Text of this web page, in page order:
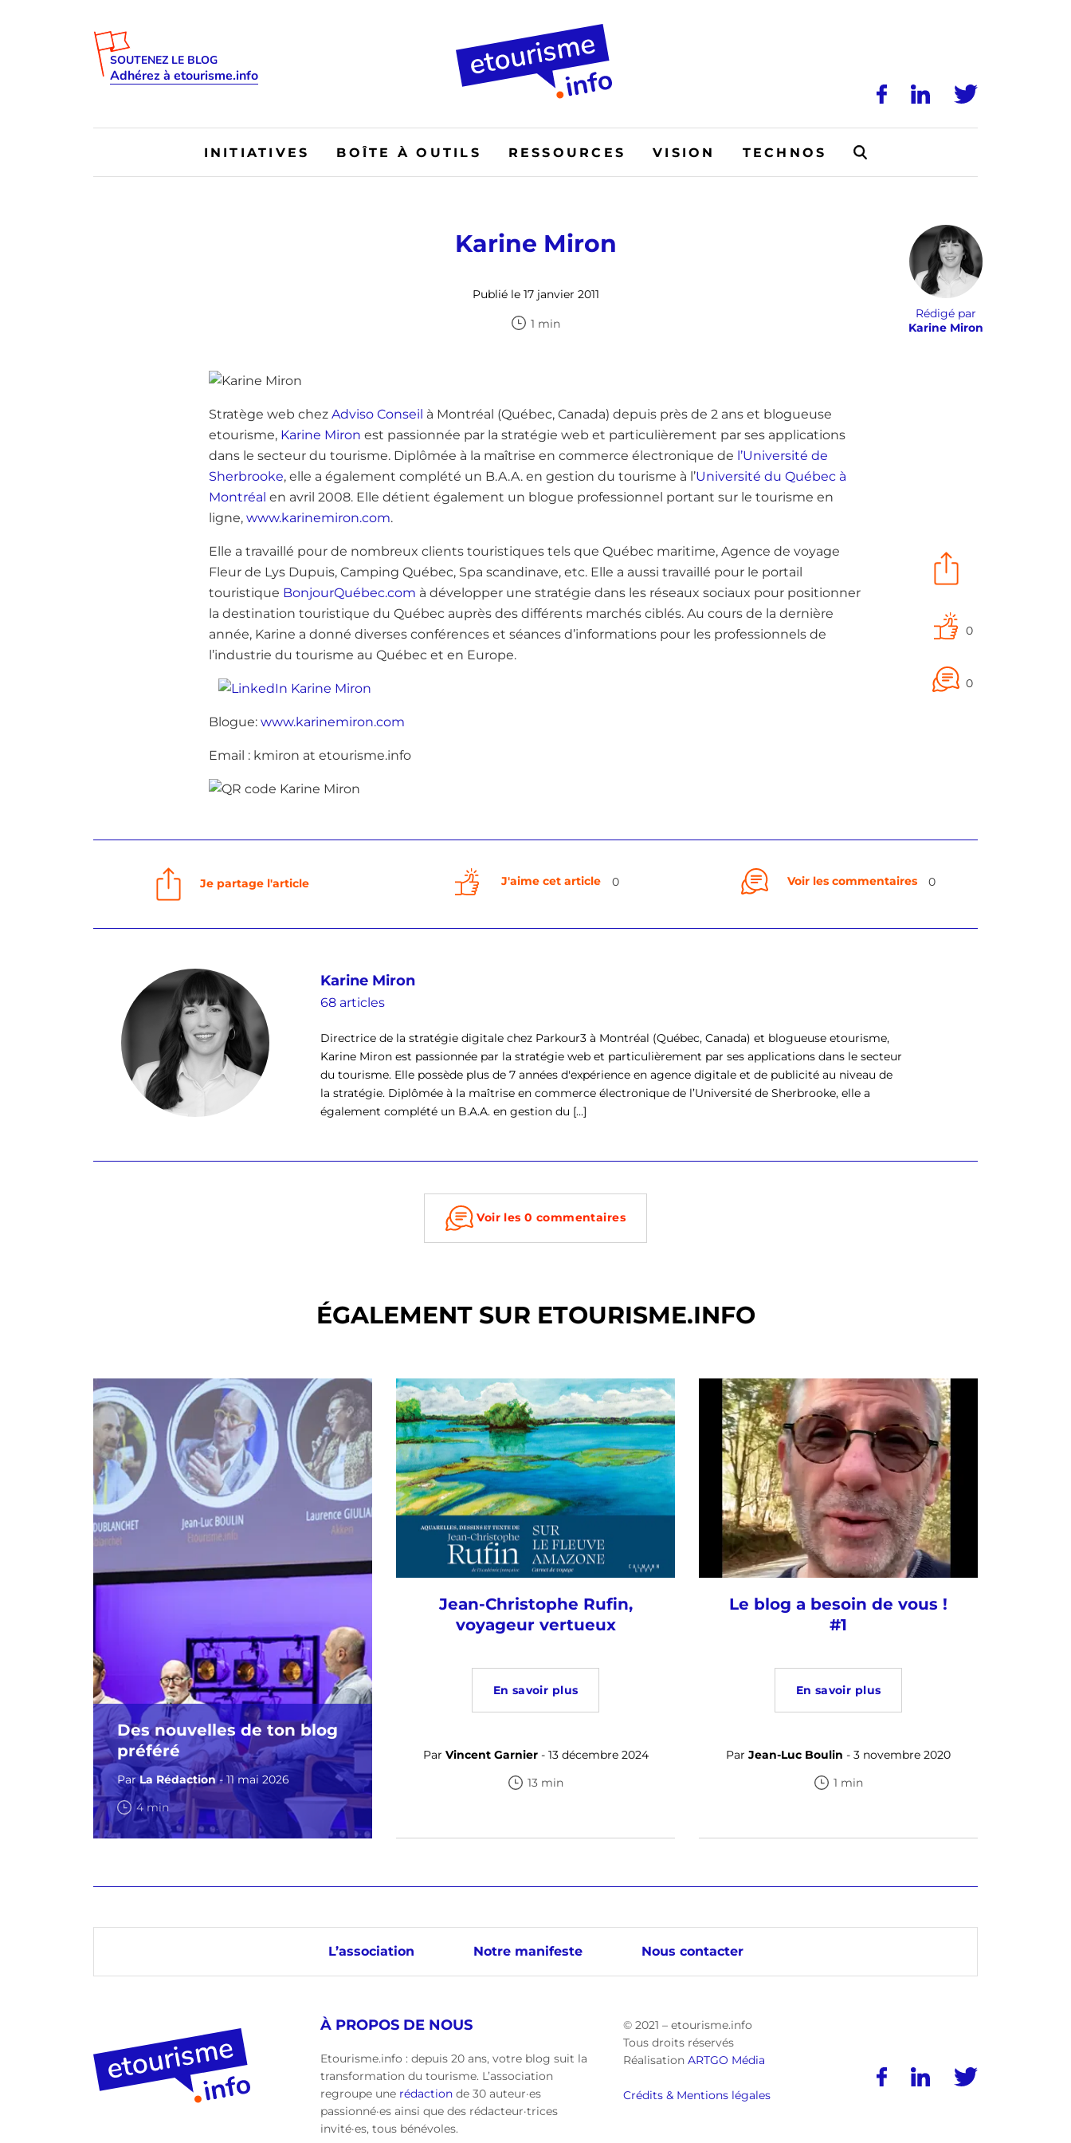
SOUTENEZ LE BLOG
Adhérez à etourisme.info
INITIATIVES BOÎTE À OUTILS RESSOURCES VISION TECHNOS
Karine Miron
Publié le 17 janvier 2011
1 min
Rédigé par
Karine Miron
0
0
Stratège web chez Adviso Conseil à Montréal (Québec, Canada) depuis près de 2 ans et blogueuse
etourisme, Karine Miron est passionnée par la stratégie web et particulièrement par ses applications
dans le secteur du tourisme. Diplômée à la maîtrise en commerce électronique de l’Université de
Sherbrooke, elle a également complété un B.A.A. en gestion du tourisme à l’Université du Québec à
Montréal en avril 2008. Elle détient également un blogue professionnel portant sur le tourisme en
ligne, www.karinemiron.com.
Elle a travaillé pour de nombreux clients touristiques tels que Québec maritime, Agence de voyage
Fleur de Lys Dupuis, Camping Québec, Spa scandinave, etc. Elle a aussi travaillé pour le portail
touristique BonjourQuébec.com à développer une stratégie dans les réseaux sociaux pour positionner
la destination touristique du Québec auprès des différents marchés ciblés. Au cours de la dernière
année, Karine a donné diverses conférences et séances d’informations pour les professionnels de
l’industrie du tourisme au Québec et en Europe.
Blogue: www.karinemiron.com
Email : kmiron at etourisme.info
Je partage l'article J'aime cet article 0 Voir les commentaires 0
Karine Miron
68 articles
Directrice de la stratégie digitale chez Parkour3 à Montréal (Québec, Canada) et blogueuse etourisme,
Karine Miron est passionnée par la stratégie web et particulièrement par ses applications dans le secteur
du tourisme. Elle possède plus de 7 années d'expérience en agence digitale et de publicité au niveau de
la stratégie. Diplômée à la maîtrise en commerce électronique de l’Université de Sherbrooke, elle a
également complété un B.A.A. en gestion du [...]
Voir les 0 commentaires
ÉGALEMENT SUR ETOURISME.INFO
Des nouvelles de ton blog
préféré
ParLa Rédaction- 11 mai 2026
4 min
Jean-Christophe Rufin,
voyageur vertueux
En savoir plus
Par Vincent Garnier- 13 décembre 2024
13 min
Le blog a besoin de vous !
#1
En savoir plus
Par Jean-Luc Boulin - 3 novembre 2020
1 min
L’association Notre manifeste Nous contacter
À PROPOS DE NOUS
Etourisme.info : depuis 20 ans, votre blog suit la
transformation du tourisme. L’association
regroupe une rédaction de 30 auteur·es
passionné·es ainsi que des rédacteur·trices
invité·es, tous bénévoles.
© 2021 – etourisme.info
Tous droits réservés
Réalisation ARTGO Média
Crédits & Mentions légales